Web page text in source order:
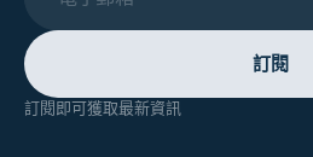
訂閱
訂閱即可獲取最新資訊